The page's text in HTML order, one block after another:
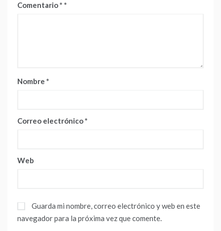
Comentario*
Nombre *
Correo electrónico*
Web
Guarda mi nombre, correo electrónico y web en este
navegador para la próxima vez que comente.